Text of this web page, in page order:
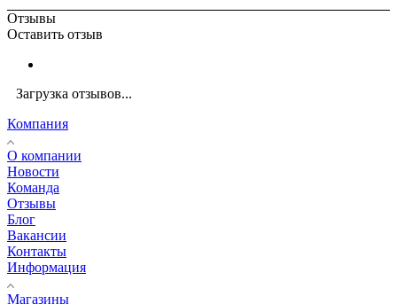
Отзывы
Оставить отзыв
Загрузка отзывов...
Компания
О компании
Новости
Команда
Отзывы
Блог
Вакансии
Контакты
Информация
Магазины